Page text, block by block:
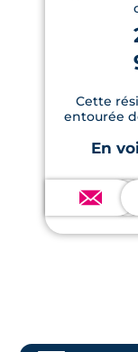
Cette
entourée
de vie
verdoyant à
à